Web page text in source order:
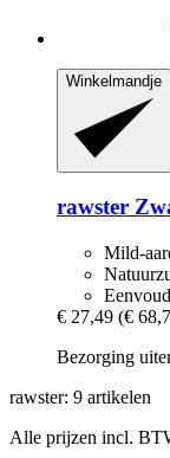
Winkelmandje
rawster
Mild-
€ 27,49 (€
Bezorging
rawster: 9 artikelen
Alle prijzen incl.